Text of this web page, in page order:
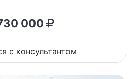
000
с консультантом